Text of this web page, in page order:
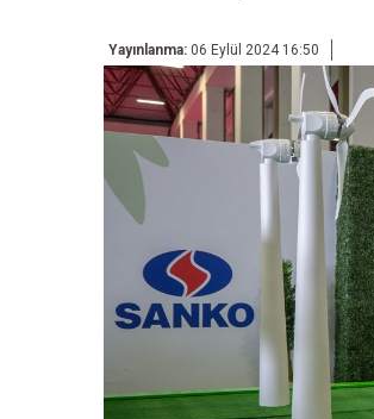
Yayınlanma: 06 Eylül 2024 16:50